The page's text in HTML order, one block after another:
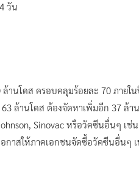
วัน
านโดส ครอบคลุมร้อยละ 70 ภายใ
ล้านโดส ต้องจัดหาเพิ่มอีก 37 ล้า
Sinovac หรือวัคซีนอื่นๆ เช่
าสให้ภาคเอกชนจัดซื้อวัคซีนอื่นๆ